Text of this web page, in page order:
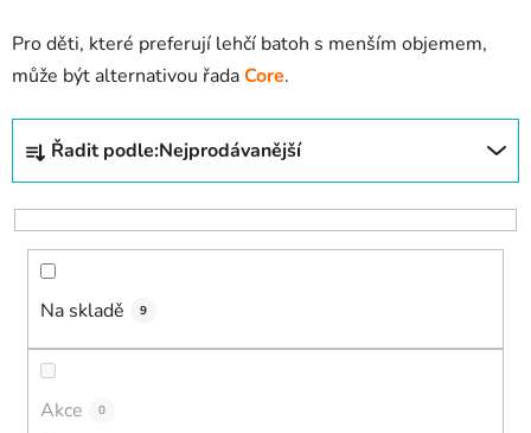
Pro děti, které preferují lehčí batoh s menším objemem,
může být alternativou řadaCore.
Ř
z
e
Řadit podle:Nejprodávanější
Na skladě 9
Akce 0